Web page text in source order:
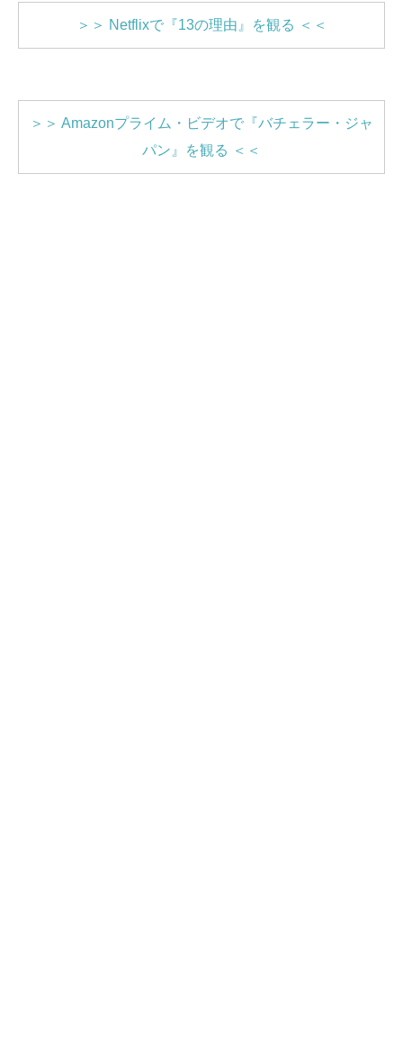
＞＞ Netflixで『13の理由』を観る ＜＜
＞＞ Amazonプライム・ビデオで『バチェラー・ジャ
パン』を観る ＜＜